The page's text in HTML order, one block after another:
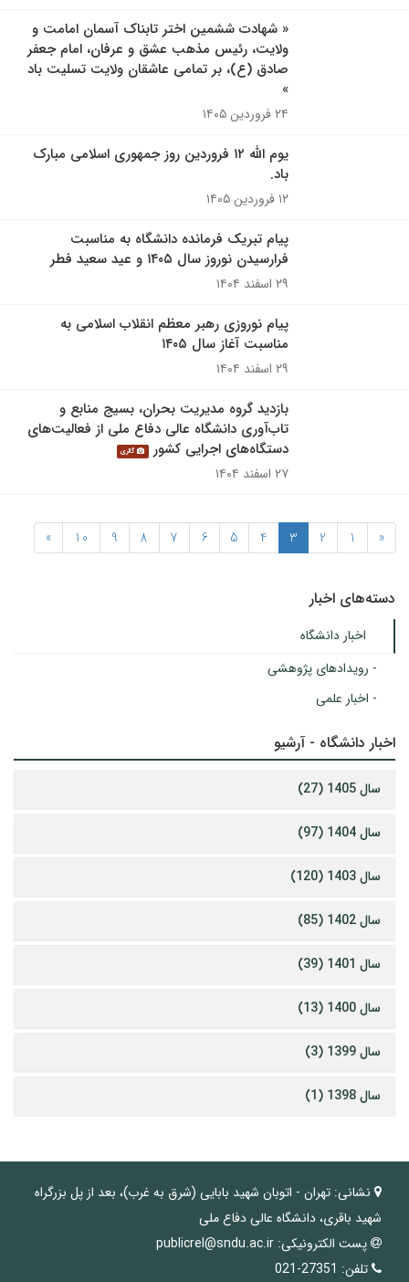
« شهادت ششمین اختر تابناک آسمان امامت و
ولایت، رئیس مذهب عشق و عرفان، امام جعفر
صادق (ع)، بر تمامی عاشقان ولایت تسلیت باد
»
۲۴ فروردین ۱۴۰۵
یوم الله ۱۲ فروردین روز جمهوری اسلامی مبارک
باد.
۱۲ فروردین ۱۴۰۵
پیام تبریک فرمانده دانشگاه به مناسبت
فرارسیدن نوروز سال ۱۴۰۵ و عید سعید فطر
۲۹ اسفند ۱۴۰۴
پیام نوروزی رهبر معظم انقلاب اسلامی به
مناسبت آغاز سال ۱۴۰۵
۲۹ اسفند ۱۴۰۴
بازدید گروه مدیریت بحران، بسیج منابع و
تاب‌آوری دانشگاه عالی دفاع ملی از فعالیت‌های
دستگاه‌های اجرایی کشور
گالری
۲۷ اسفند ۱۴۰۴
«
1
2
3
4
5
6
7
8
9
10
»
دسته‌های اخبار
اخبار دانشگاه
- رویدادهای پژوهشی
- اخبار علمی
اخبار دانشگاه - آرشیو
سال 1405 (27)
سال 1404 (97)
سال 1403 (120)
سال 1402 (85)
سال 1401 (39)
سال 1400 (13)
سال 1399 (3)
سال 1398 (1)
نشانی: تهران - اتوبان شهید بابایی (شرق به غرب)، بعد از پل بزرگراه
شهید باقری، دانشگاه عالی دفاع ملی
پست الکترونیکی: publicrel@sndu.ac.ir
تلفن: 27351-021